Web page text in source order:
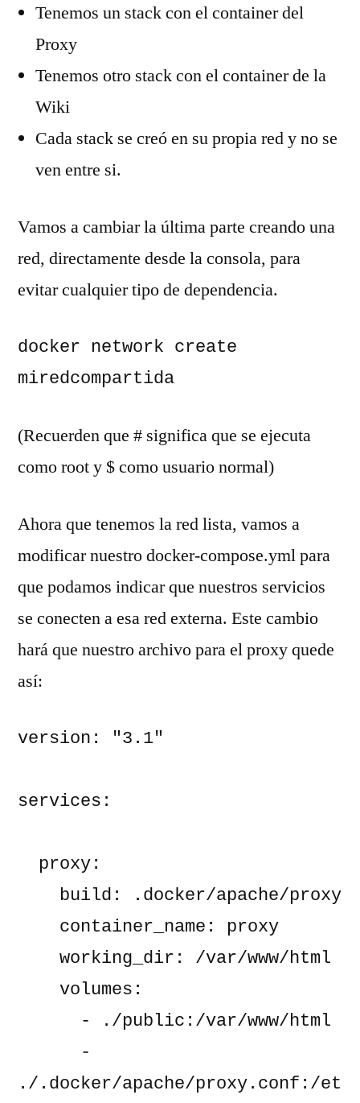
Tenemos un stack con el container del
Proxy
Tenemos otro stack con el container de la
Wiki
Cada stack se creó en su propia red y no se
ven entre si.
Vamos a cambiar la última parte creando una
red, directamente desde la consola, para
evitar cualquier tipo de dependencia.
docker network create
miredcompartida
(Recuerden que # significa que se ejecuta
como root y $ como usuario normal)
Ahora que tenemos la red lista, vamos a
modificar nuestro docker-compose.yml para
que podamos indicar que nuestros servicios
se conecten a esa red externa. Este cambio
hará que nuestro archivo para el proxy quede
así:
version: "3.1"
services:
  proxy:
    build: .docker/apache/proxy
    container_name: proxy
    working_dir: /var/www/html
    volumes:
      - ./public:/var/www/html
./.docker/apache/proxy.conf:/et